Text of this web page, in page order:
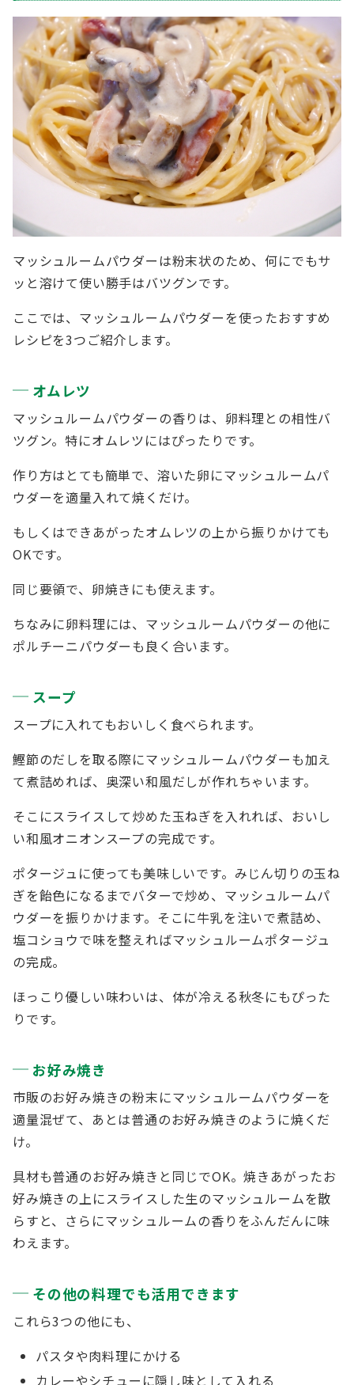
マッシュルームパウダーは粉末状のため、何にでもサ
ッと溶けて使い勝手はバツグンです。
ここでは、マッシュルームパウダーを使ったおすすめ
レシピを3つご紹介します。
オムレツ
マッシュルームパウダーの香りは、卵料理との相性バ
ツグン。特にオムレツにはぴったりです。
作り方はとても簡単で、溶いた卵にマッシュルームパ
ウダーを適量入れて焼くだけ。
もしくはできあがったオムレツの上から振りかけても
OKです。
同じ要領で、卵焼きにも使えます。
ちなみに卵料理には、マッシュルームパウダーの他に
ポルチーニパウダーも良く合います。
スープ
スープに入れてもおいしく食べられます。
鰹節のだしを取る際にマッシュルームパウダーも加え
て煮詰めれば、奥深い和風だしが作れちゃいます。
そこにスライスして炒めた玉ねぎを入れれば、おいし
い和風オニオンスープの完成です。
ポタージュに使っても美味しいです。みじん切りの玉ね
ぎを飴色になるまでバターで炒め、マッシュルームパ
ウダーを振りかけます。そこに牛乳を注いで煮詰め、
塩コショウで味を整えればマッシュルームポタージュ
の完成。
ほっこり優しい味わいは、体が冷える秋冬にもぴった
りです。
お好み焼き
市販のお好み焼きの粉末にマッシュルームパウダーを
適量混ぜて、あとは普通のお好み焼きのように焼くだ
け。
具材も普通のお好み焼きと同じでOK。焼きあがったお
好み焼きの上にスライスした生のマッシュルームを散
らすと、さらにマッシュルームの香りをふんだんに味
わえます。
その他の料理でも活用できます
これら3つの他にも、
パスタや肉料理にかける
カレーやシチューに隠し味として入れる